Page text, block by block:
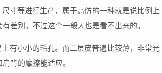
寸等进行生产，属于高仿的一种就是说比例上
差别，不过这个一般人也是看不出来的。
有小小的毛孔。而二层皮普遍比较薄，非常光
背的摩擦能适应。